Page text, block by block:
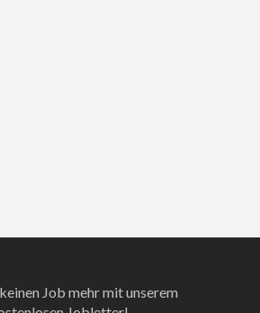
Job mehr mit unserem